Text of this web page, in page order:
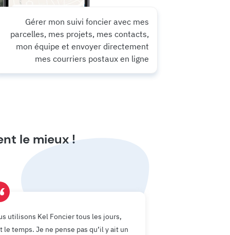
Gérer mon suivi foncier avec mes
parcelles, mes projets, mes contacts,
mon équipe et envoyer directement
mes courriers postaux en ligne
le mieux !
utilisons Kel Foncier tous les jours,
le temps. Je ne pense pas qu’il y ait un